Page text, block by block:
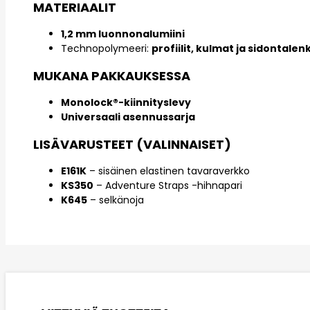
MATERIAALIT
1,2 mm luonnonalumiini
Technopolymeeri: profiilit, kulmat ja
MUKANA PAKKAUKSESSA
Monolock®-kiinnityslevy
Universaali asennussarja
LISÄVARUSTEET (VALINNAISET)
E161K – sisäinen elastinen tavaraverkko
KS350 – Adventure Straps -hihnapari
K645 – selkänoja